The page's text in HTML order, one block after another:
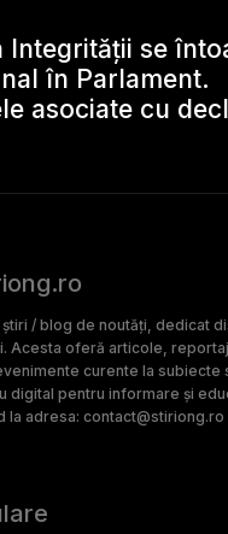
Integrității se
în Parlament.
asociate cu
/ blog de noutăți, dedicat
Acesta oferă articole,
curente la subiecte
digital pentru informare și
la adresa: contact@stiriong.ro